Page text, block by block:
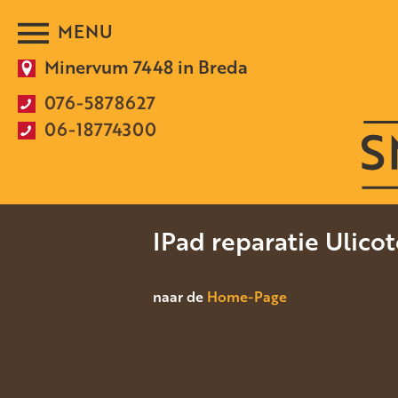
Minervum 7448 in Breda
076-5878627
06-18774300
IPad reparatie
naar de Home-Page